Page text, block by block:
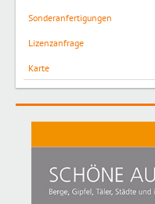
Sonderanfertigungen
Lizenzanfrage
Karte